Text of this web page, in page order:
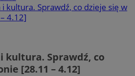
i kultura. Sprawdź, co dzieje się w
4.12]
kultura. Sprawdź, co
[28.11 – 4.12]